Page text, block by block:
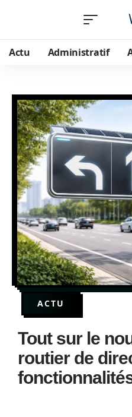
Actu Administratif
ACTU
Tout sur le
routier de